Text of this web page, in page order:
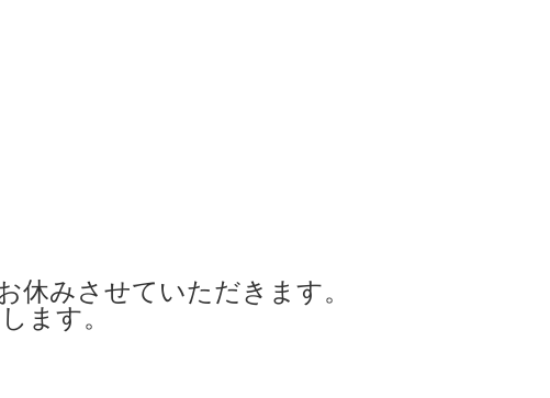
休みさせていただきます。
します。